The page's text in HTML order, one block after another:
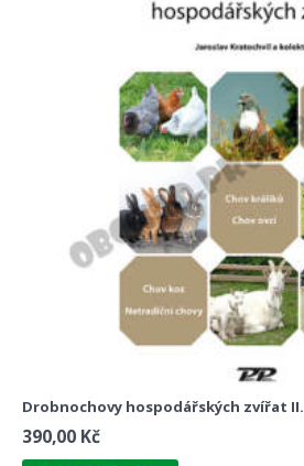
Drobnochovy hospodářských zvířat II.
390,00 Kč